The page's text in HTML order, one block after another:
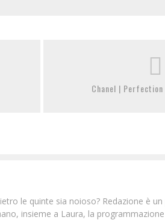
Chanel |
le quinte sia noioso? Redazione è
insieme a Laura, la